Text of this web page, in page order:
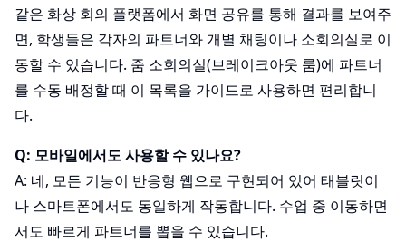
같은 화상 회의 플랫폼에서 화면 공유를 통해 결과를 보여주
면, 학생들은 각자의 파트너와 개별 채팅이나 소회의실로 이
동할 수 있습니다. 줌 소회의실(브레이크아웃 룸)에 파트너
를 수동 배정할 때 이 목록을 가이드로 사용하면 편리합니
다.
Q: 모바일에서도 사용할 수 있나요?
A: 네, 모든 기능이 반응형 웹으로 구현되어 있어 태블릿이
나 스마트폰에서도 동일하게 작동합니다. 수업 중 이동하면
서도 빠르게 파트너를 뽑을 수 있습니다.